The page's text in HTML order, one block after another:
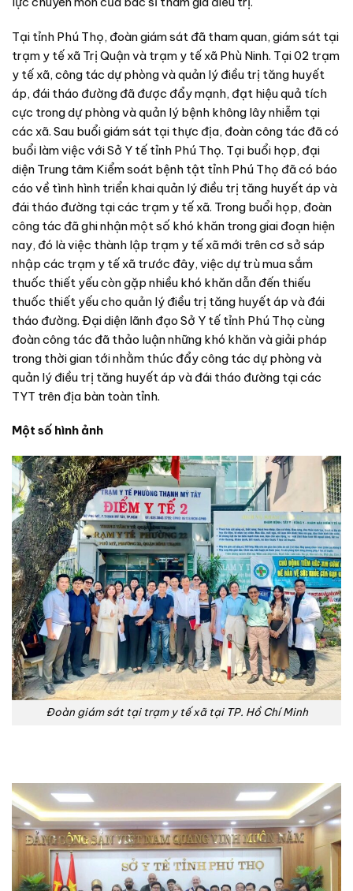
Tại tỉnh Phú Thọ, đoàn giám sát đã tham quan, giám sát tại
trạm y tế xã Trị Quận và trạm y tế xã Phù Ninh. Tại 02 trạm
y tế xã, công tác dự phòng và quản lý điều trị tăng huyết
áp, đái tháo đường đã được đẩy mạnh, đạt hiệu quả tích
cực trong dự phòng và quản lý bệnh không lây nhiễm tại
các xã. Sau buổi giám sát tại thực địa, đoàn công tác đã có
buổi làm việc với Sở Y tế tỉnh Phú Thọ. Tại buổi họp, đại
diện Trung tâm Kiểm soát bệnh tật tỉnh Phú Thọ đã có báo
cáo về tình hình triển khai quản lý điều trị tăng huyết áp và
đái tháo đường tại các trạm y tế xã. Trong buổi họp, đoàn
công tác đã ghi nhận một số khó khăn trong giai đoạn hiện
nay, đó là việc thành lập trạm y tế xã mới trên cơ sở sáp
nhập các trạm y tế xã trước đây, việc dự trù mua sắm
thuốc thiết yếu còn gặp nhiều khó khăn dẫn đến thiếu
thuốc thiết yếu cho quản lý điều trị tăng huyết áp và đái
tháo đường. Đại diện lãnh đạo Sở Y tế tỉnh Phú Thọ cùng
đoàn công tác đã thảo luận những khó khăn và giải pháp
trong thời gian tới nhằm thúc đẩy công tác dự phòng và
quản lý điều trị tăng huyết áp và đái tháo đường tại các
TYT trên địa bàn toàn tỉnh.
Một số hình ảnh
Đoàn giám sát tại trạm y tế xã tại TP. Hồ Chí Minh